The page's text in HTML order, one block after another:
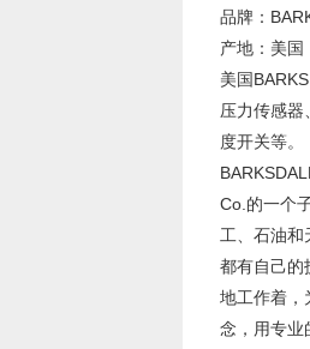
品牌：
产地：美国
美国
压力传感器
度开关等。
Co.的一个
工、石油和
都有自己的
地工作着，
念，用专业